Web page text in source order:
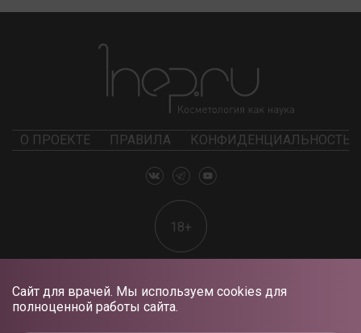
Сайт для врачей. Мы используем cookies для
полноценной работы сайта.
О ПРОЕКТЕ ПРАВИЛА КОНФИДЕНЦИАЛЬНОСТЬ
18+